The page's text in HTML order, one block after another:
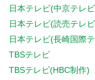
日本テレビ(中京テレ
日本テレビ(読売テレ
日本テレビ(長崎国際
TBSテレビ
TBSテレビ(HBC制作)